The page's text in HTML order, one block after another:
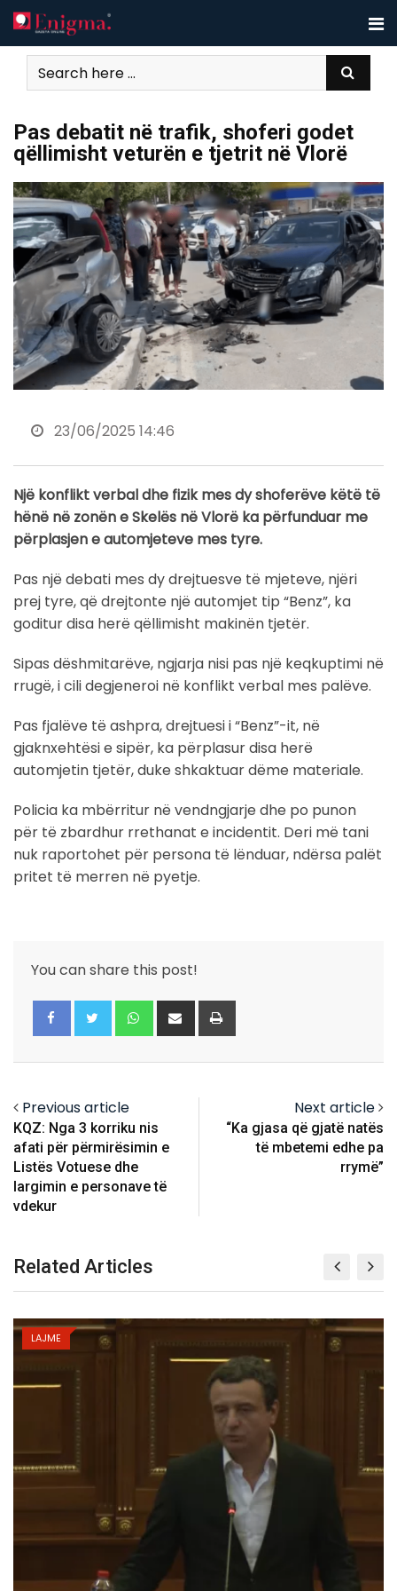
Skip
to
content
Pas debatit në trafik, shoferi godet
qëllimisht veturën e tjetrit në Vlorë
23/06/2025 14:46
Një konflikt verbal dhe fizik mes dy shoferëve këtë të
hënë në zonën e Skelës në Vlorë ka përfunduar me
përplasjen e automjeteve mes tyre.
Pas një debati mes dy drejtuesve të mjeteve, njëri
prej tyre, që drejtonte një automjet tip “Benz”, ka
goditur disa herë qëllimisht makinën tjetër.
Sipas dëshmitarëve, ngjarja nisi pas një keqkuptimi në
rrugë, i cili degjeneroi në konflikt verbal mes palëve.
Pas fjalëve të ashpra, drejtuesi i “Benz”-it, në
gjaknxehtësi e sipër, ka përplasur disa herë
automjetin tjetër, duke shkaktuar dëme materiale.
Policia ka mbërritur në vendngjarje dhe po punon
për të zbardhur rrethanat e incidentit. Deri më tani
nuk raportohet për persona të lënduar, ndërsa palët
pritet të merren në pyetje.
You can share this post!
Whatsapp
Share
via
Previous article
KQZ: Nga 3 korriku nis
afati për përmirësimin e
Listës Votuese dhe
largimin e personave të
vdekur
Next article
“Ka gjasa që gjatë natës
të mbetemi edhe pa
rrymë”
Related Articles
LAJME